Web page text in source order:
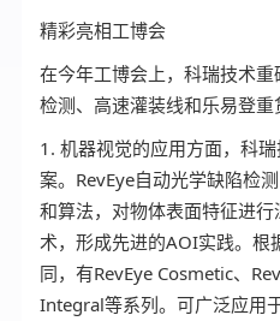
精彩亮相工博会
在今年工博会上，科瑞技术
检测、高速灌装线和乐易登重
1. 机器视觉的应用方面，科
案。RevEye自动光学缺陷检
和算法，对物体表面特征进
术，形成先进的AOI实践。根
同，有RevEye Cosmetic、
Integral等系列。可广泛应用